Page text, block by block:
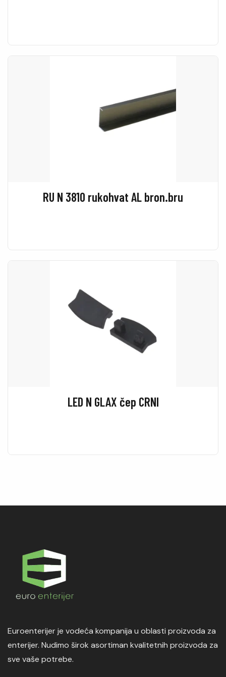
RU N 3810 rukohvat AL bron.bru
LED N GLAX čep CRNI
Euroenterijer je vodeća kompanija u oblasti proizvoda za
enterijer. Nudimo širok asortiman kvalitetnih proizvoda za
sve vaše potrebe.